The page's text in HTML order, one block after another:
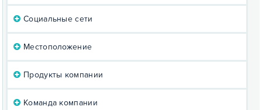
Социальные сети
Местоположение
Продукты компании
Команда компании